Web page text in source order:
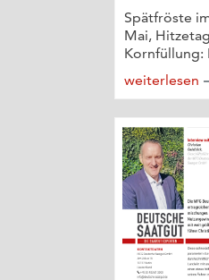
Spätfröste
Mai,
Kornfüllung:
weiterlesen